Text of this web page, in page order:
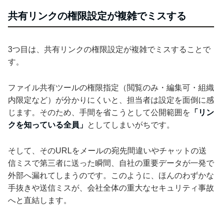
共有リンクの権限設定が複雑でミスする
3つ目は、共有リンクの権限設定が複雑でミスすることで
す。
ファイル共有ツールの権限指定（閲覧のみ・編集可・組織
内限定など）が分かりにくいと、担当者は設定を面倒に感
じます。そのため、手間を省こうとして公開範囲を 「リン
クを知っている全員」 としてしまいがちです。
そして、そのURLをメールの宛先間違いやチャットの送
信ミスで第三者に送った瞬間、自社の重要データが一発で
外部へ漏れてしまうのです。このように、ほんのわずかな
手抜きや送信ミスが、会社全体の重大なセキュリティ事故
へと直結します。